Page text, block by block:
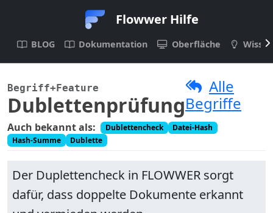
Flowwer Hilfe
BLOG Dokumentation Oberfläche
Begriff+Feature
Dublettenprüfung
Alle
Begriffe
Auch bekannt als: Dublettencheck
Datei-Hash
Hash-Summe
Dublette
Der Duplettencheck in FLOWWER sorgt
dafür, dass doppelte Dokumente erkannt